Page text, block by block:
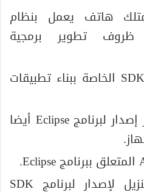
هاتف يعمل بنظام
ظروف تطوير برمجية
قم بتحميل برمجية SDK الخاصة ببناء تطبيقات
اعمل على تنزيل آخر إصدار لبرنامج Eclipse أيضا
واحضر أيضا آخر تنزيل لإصدار لبرنامج SDK